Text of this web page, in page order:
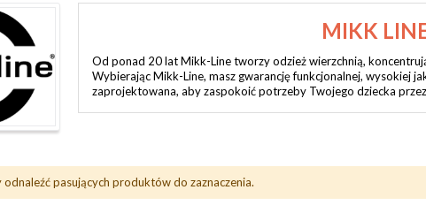
MIKK
Od ponad 20 lat Mikk-Line tworzy odzież wierzchnią,
Wybierając Mikk-Line, masz gwarancję funkcjonalnej, wysokiej
zaprojektowana, aby zaspokoić potrzeby Twojego dziecka
odnaleźć pasujących produktów do zaznaczenia.